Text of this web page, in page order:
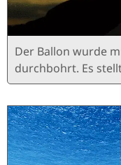
Der Ballon wurde
durchbohrt. Es